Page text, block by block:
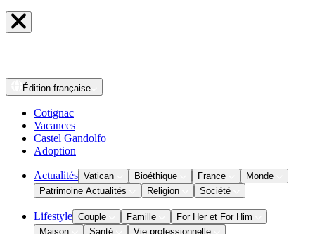
Édition française
Cotignac
Vacances
Castel Gandolfo
Adoption
Actualités Vatican Bioéthique France
Monde
Patrimoine Actualités
Religion Société
Lifestyle Couple Famille
For Her et For Him
Maison
Santé Vie professionnelle